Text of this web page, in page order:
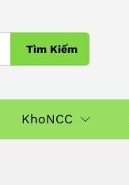
Tìm Kiếm
KhoNCC